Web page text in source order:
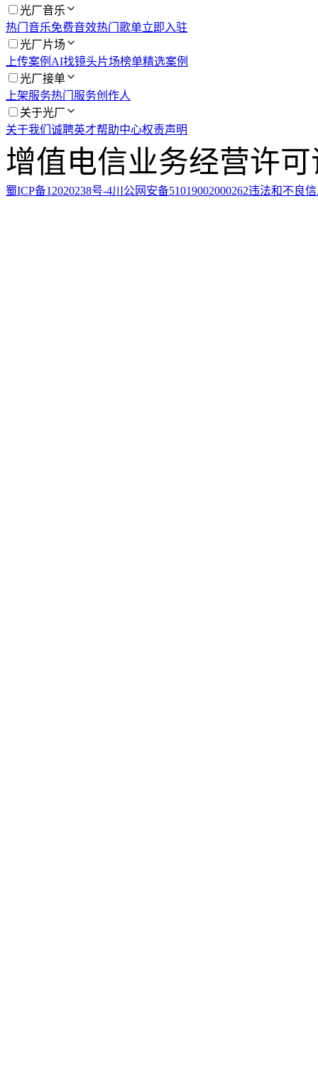
光厂音乐
热门音乐免费音效热门歌单立即入驻
光厂片场
上传案例 AI找镜头片场榜单精选案例
光厂接单
上架服务热门服务创作人
关于光厂
关于我们 诚聘英才帮助中心权责声明
增值电信业务经营许可
蜀ICP备12020238号-4川公网安备51019002000262违法和不良